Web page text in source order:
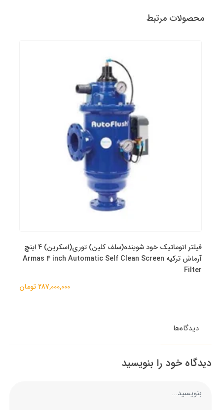
محصولات مرتبط
فیلتر اتوماتیک خود شوینده(سلف کلین) توری(اسکرین) 4 اینچ
آرماش ترکیه Armas 4 inch Automatic Self Clean Screen
Filter
287,000,000 تومان
دیدگاه‌ها
دیدگاه خود را بنویسید